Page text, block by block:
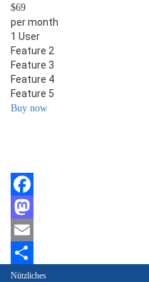
$69
per month
1 User
Feature 2
Feature 3
Feature 4
Feature 5
Buy now
Facebook
Mastodon
Email
Teilen
Nützliches